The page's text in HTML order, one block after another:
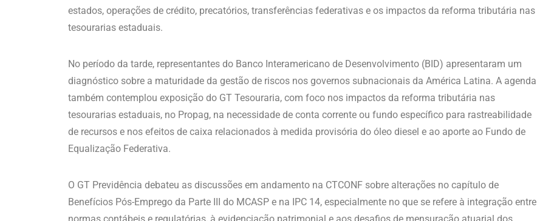
estados, operações de crédito, precatórios, transferências federativas e os impactos da reforma tributária nas
tesourarias estaduais.
No período da tarde, representantes do Banco Interamericano de Desenvolvimento (BID) apresentaram um
diagnóstico sobre a maturidade da gestão de riscos nos governos subnacionais da América Latina. A agenda
também contemplou exposição do GT Tesouraria, com foco nos impactos da reforma tributária nas
tesourarias estaduais, no Propag, na necessidade de conta corrente ou fundo específico para rastreabilidade
de recursos e nos efeitos de caixa relacionados à medida provisória do óleo diesel e ao aporte ao Fundo de
Equalização Federativa.
O GT Previdência debateu as discussões em andamento na CTCONF sobre alterações no capítulo de
Benefícios Pós-Emprego da Parte III do MCASP e na IPC 14, especialmente no que se refere à integração entre